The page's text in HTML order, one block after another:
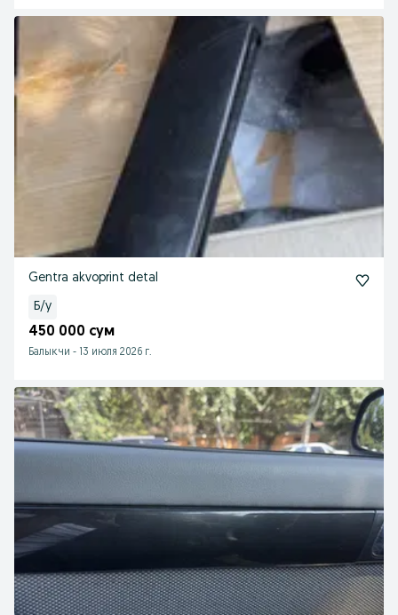
Gentra akvoprint detal
Б/у
450 000 сум
Балыкчи - 13 июля 2026 г.